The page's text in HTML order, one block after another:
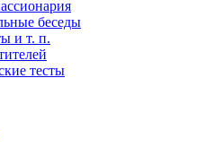
беседы
и т. п.
тесты